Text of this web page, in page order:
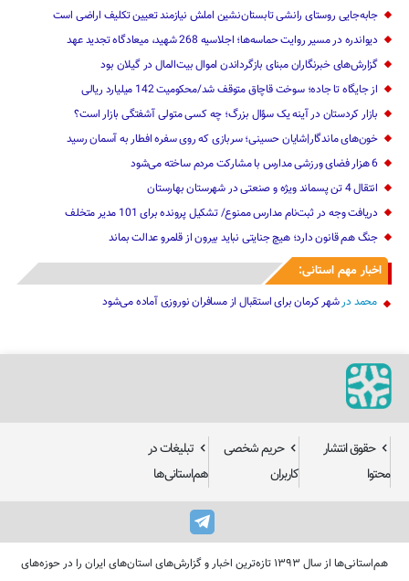
جابه‌جایی روستای رانشی تابستان‌نشین املش نیازمند تعیین تکلیف اراضی است
دیواندره در مسیر روایت حماسه‌ها؛ اجلاسیه 268 شهید، میعادگاه تجدید عهد
گزارش‌های خبرنگاران مبنای بازگرداندن اموال بیت‌المال در گیلان بود
از جایگاه تا جاده؛ سوخت قاچاق متوقف شد/محکومیت 142 میلیارد ریالی
بازار کردستان در آینه یک سؤال بزرگ؛ چه کسی متولی آشفتگی بازار است؟
خون‌های ماندگار|شایان حسینی؛ سربازی که روی سفره افطار به آسمان رسید
6 هزار فضای ورزشی مدارس با مشارکت مردم ساخته می‌شود
انتقال 4 تن پسماند ویژه و صنعتی در شهرستان بهارستان
دریافت وجه در ثبت‌نام مدارس ممنوع/ تشکیل پرونده برای 101 مدیر متخلف
جنگ هم قانون دارد؛ هیچ جنایتی نباید بیرون از قلمرو عدالت بماند
اخبار مهم استانی:
محمد درشهر کرمان برای استقبال از مسافران نوروزی آماده می‌شود
حقوق انتشار
محتوا
حریم شخصی
کاربران
تبلیغات در
هم‌استانی‌ها
هم‌استانی‌ها از سال ۱۳۹۳ تازه‌ترین اخبار و گزارش‌های استان‌های ایران را در حوزه‌های